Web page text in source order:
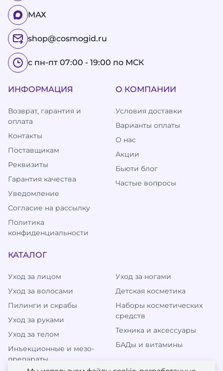
МАХ
shop@cosmogid.ru
с пн-пт 07:00 - 19:00 по МСК
ИНФОРМАЦИЯ
Возврат, гарантия и
оплата
Контакты
Поставщикам
Реквизиты
Гарантия качества
Уведомление
Согласие на рассылку
Политика
конфиденциальности
КАТАЛОГ
Уход за лицом
Уход за волосами
Пилинги и скрабы
Уход за руками
Уход за телом
Инъекционные и мезо-
препараты
Уход за ногами
Детская косметика
Наборы косметических
средств
Техника и аксессуары
БАДы и витамины
О КОМПАНИИ
Условия доставки
Варианты оплаты
О нас
Акции
Бьюти блог
Частые вопросы